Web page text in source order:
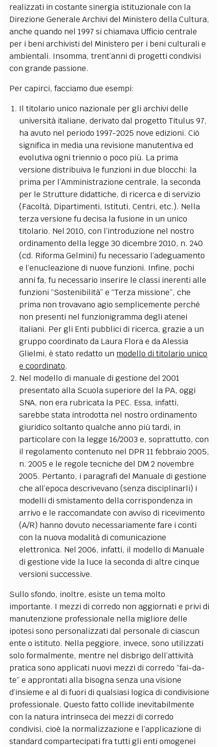
realizzati in costante sinergia istituzionale con la
Direzione Generale Archivi del Ministero della Cultura,
anche quando nel 1997 si chiamava Ufficio centrale
per i beni archivisti del Ministero per i beni culturali e
ambientali. Insomma, trent’anni di progetti condivisi
con grande passione.
Per capirci, facciamo due esempi:
Il titolario unico nazionale per gli archivi delle
università italiane, derivato dal progetto Titulus 97,
ha avuto nel periodo 1997-2025 nove edizioni. Ciò
significa in media una revisione manutentiva ed
evolutiva ogni triennio o poco più. La prima
versione distribuiva le funzioni in due blocchi: la
prima per l’Amministrazione centrale, la seconda
per le Strutture didattiche, di ricerca e di servizio
(Facoltà, Dipartimenti, Istituti, Centri, etc.). Nella
terza versione fu decisa la fusione in un unico
titolario. Nel 2010, con l’introduzione nel nostro
ordinamento della legge 30 dicembre 2010, n. 240
(cd. Riforma Gelmini) fu necessario l’adeguamento
e l’enucleazione di nuove funzioni. Infine, pochi
anni fa, fu necessario inserire le classi inerenti alle
funzioni “Sostenibilità” e “Terza missione”, che
prima non trovavano agio semplicemente perché
non presenti nel funzionigramma degli atenei
italiani. Per gli Enti pubblici di ricerca, grazie a un
gruppo coordinato da Laura Flora e da Alessia
Glielmi, è stato redatto un modello di titolario unico
e coordinato.
Nel modello di manuale di gestione del 2001
presentato alla Scuola superiore del la PA, oggi
SNA, non era rubricata la PEC. Essa, infatti,
sarebbe stata introdotta nel nostro ordinamento
giuridico soltanto qualche anno più tardi, in
particolare con la legge 16/2003 e, soprattutto, con
il regolamento contenuto nel DPR 11 febbraio 2005,
n. 2005 e le regole tecniche del DM 2 novembre
2005. Pertanto, i paragrafi del Manuale di gestione
che all’epoca descrivevano (senza disciplinarli) i
modelli di smistamento della corrispondenza in
arrivo e le raccomandate con avviso di ricevimento
(A/R) hanno dovuto necessariamente fare i conti
con la nuova modalità di comunicazione
elettronica. Nel 2006, infatti, il modello di Manuale
di gestione vide la luce la seconda di altre cinque
versioni successive.
Sullo sfondo, inoltre, esiste un tema molto
importante. I mezzi di corredo non aggiornati e privi di
manutenzione professionale nella migliore delle
ipotesi sono personalizzati dal personale di ciascun
ente o istituto. Nella peggiore, invece, sono utilizzati
solo formalmente, mentre nel disbrigo dell’attività
pratica sono applicati nuovi mezzi di corredo “fai-da-
te” e approntati alla bisogna senza una visione
d’insieme e al di fuori di qualsiasi logica di condivisione
professionale. Questo fatto collide inevitabilmente
con la natura intrinseca dei mezzi di corredo
condivisi, cioè la normalizzazione e l’applicazione di
standard compartecipati fra tutti gli enti omogenei